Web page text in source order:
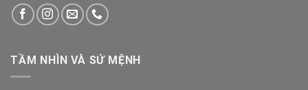
TẦM NHÌN VÀ SỨ MỆNH